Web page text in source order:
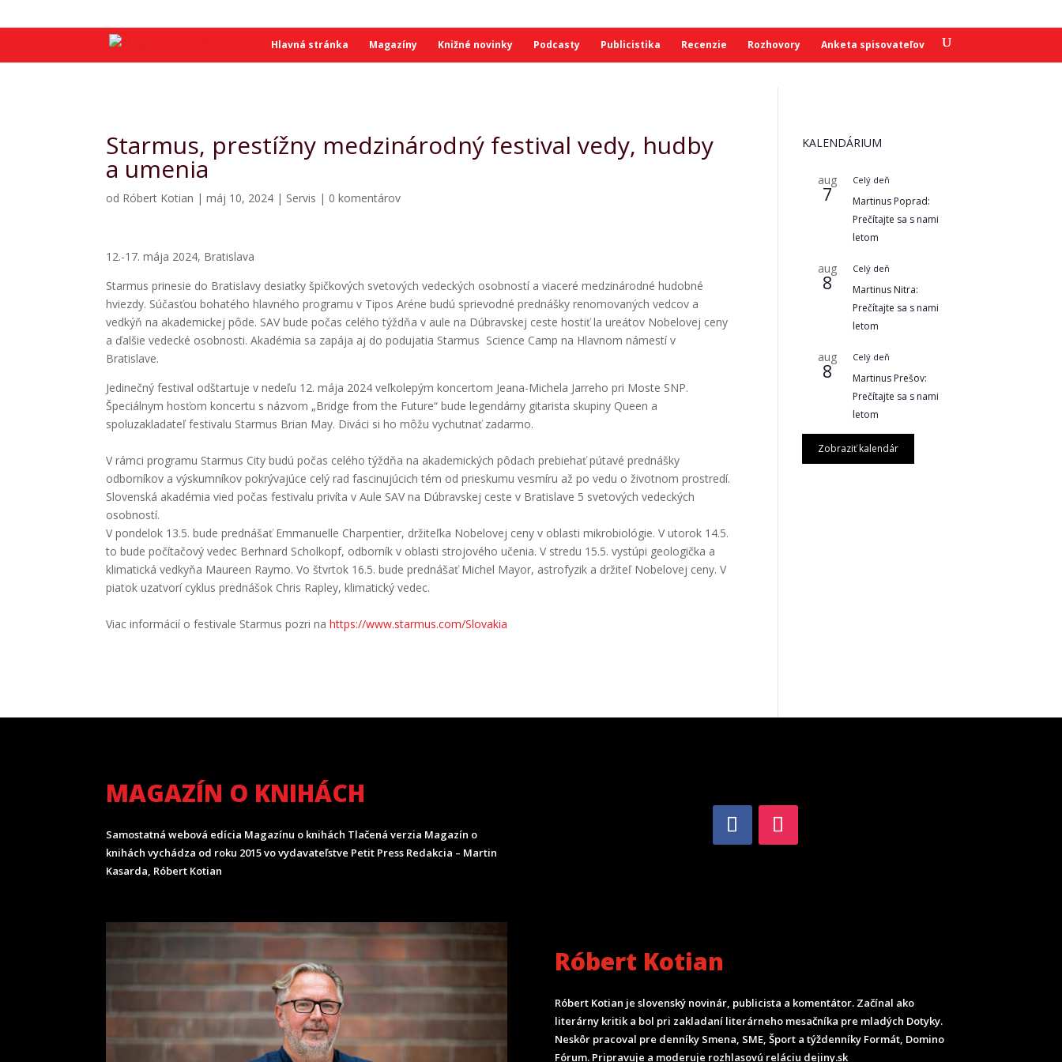
Hlavná stránka Magazíny Knižné novinky Podcasty Publicistika Recenzie Rozhovory Anketa spisovateľov
Starmus, prestížny medzinárodný festival vedy, hudby
a umenia
od Róbert Kotian |máj 10, 2024 | Servis | 0 komentárov
12.-17. mája 2024, Bratislava
Starmus prinesie do Bratislavy desiatky špičkových svetových vedeckých osobností a viaceré medzinárodné hudobné
hviezdy. Súčasťou bohatého hlavného programu v Tipos Aréne budú sprievodné prednášky renomovaných vedcov a
vedkýň na akademickej pôde. SAV bude počas celého týždňa v aule na Dúbravskej ceste hostiť la ureátov Nobelovej ceny
a ďalšie vedecké osobnosti. Akadémia sa zapája aj do podujatia Starmus Science Camp na Hlavnom námestí v
Bratislave.
Jedinečný festival odštartuje v nedeľu 12. mája 2024 veľkolepým koncertom Jeana-Michela Jarreho pri Moste SNP.
Špeciálnym hosťom koncertu s názvom „Bridge from the Future“ bude legendárny gitarista skupiny Queen a
spoluzakladateľ festivalu Starmus Brian May. Diváci si ho môžu vychutnať zadarmo.
V rámci programu Starmus City budú počas celého týždňa na akademických pôdach prebiehať pútavé prednášky
odborníkov a výskumníkov pokrývajúce celý rad fascinujúcich tém od prieskumu vesmíru až po vedu o životnom prostredí.
Slovenská akadémia vied počas festivalu privíta v Aule SAV na Dúbravskej ceste v Bratislave 5 svetových vedeckých
osobností.
V pondelok 13.5. bude prednášať Emmanuelle Charpentier, držiteľka Nobelovej ceny v oblasti mikrobiológie. V utorok 14.5.
to bude počítačový vedec Berhnard Scholkopf, odborník v oblasti strojového učenia. V stredu 15.5. vystúpi geologička a
klimatická vedkyňa Maureen Raymo. Vo štvrtok 16.5. bude prednášať Michel Mayor, astrofyzik a držiteľ Nobelovej ceny. V
piatok uzatvorí cyklus prednášok Chris Rapley, klimatický vedec.
Viac informácií o festivale Starmus pozri nahttps://www.starmus.com/Slovakia
KALENDÁRIUM
aug
7
Celý deň
Martinus Poprad:
Prečítajte sa s nami
letom
aug
8
Celý deň
Martinus Nitra:
Prečítajte sa s nami
letom
aug
8
Celý deň
Martinus Prešov:
Prečítajte sa s nami
letom
Zobraziť kalendár
MAGAZÍN O KNIHÁCH
Samostatná webová edícia Magazínu o knihách Tlačená verzia Magazín o
knihách vychádza od roku 2015 vo vydavateľstve Petit Press Redakcia – Martin
Kasarda, Róbert Kotian
Róbert Kotian
Róbert Kotian je slovenský novinár, publicista a komentátor. Začínal ako
literárny kritik a bol pri zakladaní literárneho mesačníka pre mladých Dotyky.
Neskôr pracoval pre denníky Smena, SME, Šport a týždenníky Formát, Domino
Fórum. Pripravuje a moderuje rozhlasovú reláciu dejiny.sk